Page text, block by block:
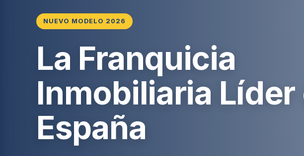
NUEVO MODELO 2026
La Franquicia
Inmobiliaria Líder
España